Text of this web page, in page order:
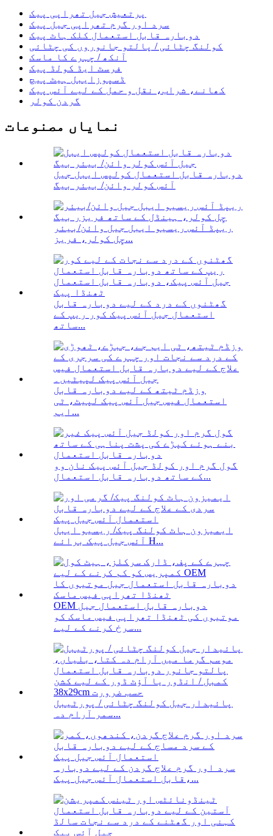
پرتعیش جیل تھراپی پیک
سرد اور گرم تھراپی جیل پیک
دوبارہ قابل استعمال کلک ہاٹ پیک
کولنگ چٹائی / پالتو جانوروں کی چٹائی
آنکھ / چہرے کا ماسک
فرسٹ ایڈ کولڈ پیک
ڈسپوزایبل ہیٹ پیچ
کھانے، شراب، نقل و حمل کے لیے آئس پیک
گردن کولر
نمایاں مصنوعات
دوبارہ قابل استعمال کولپس ایبل جیل
آئس کولر وائن/ بیئر بیگ
ریپڈ آئس ریسیو ایبل جیل وائن/بیئر
چِل کولر، فریز...
گھٹنوں کے درد کے لیے دوبارہ قابل
استعمال جیل آئس پیک کور ریپ کے
ساتھ...
وزڈم ٹیتھ کے لیے دوبارہ قابل
استعمال فیس جیل آئس پیک لپیٹ، ٹی
ایم...
گول گرم اور کولڈ جیل آئس پیک نان وو
کے ساتھ دوبارہ قابل استعمال...
ایمیزون ہاٹ کولنگ پیک/ ریسیو ایبل
آئس جیل پیک برائے H...
OEM دوبارہ قابل استعمال جیل
موتیوں کی ٹھنڈا تھراپی فیس ماسک کو
سرخ کرنے کے لیے...
پائیدار جیل کولنگ چٹائی / پورٹیبل
سمر آرام دہ...
سرد اور گرم علاج گردن کے لیے دوبارہ
قابل استعمال آئس جیل پیک،...